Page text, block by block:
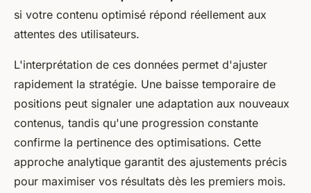
si votre contenu optimisé répond réellement aux
attentes des utilisateurs.
L'interprétation de ces données permet d'ajuster
rapidement la stratégie. Une baisse temporaire de
positions peut signaler une adaptation aux nouveaux
contenus, tandis qu'une progression constante
confirme la pertinence des optimisations. Cette
approche analytique garantit des ajustements précis
pour maximiser vos résultats dès les premiers mois.